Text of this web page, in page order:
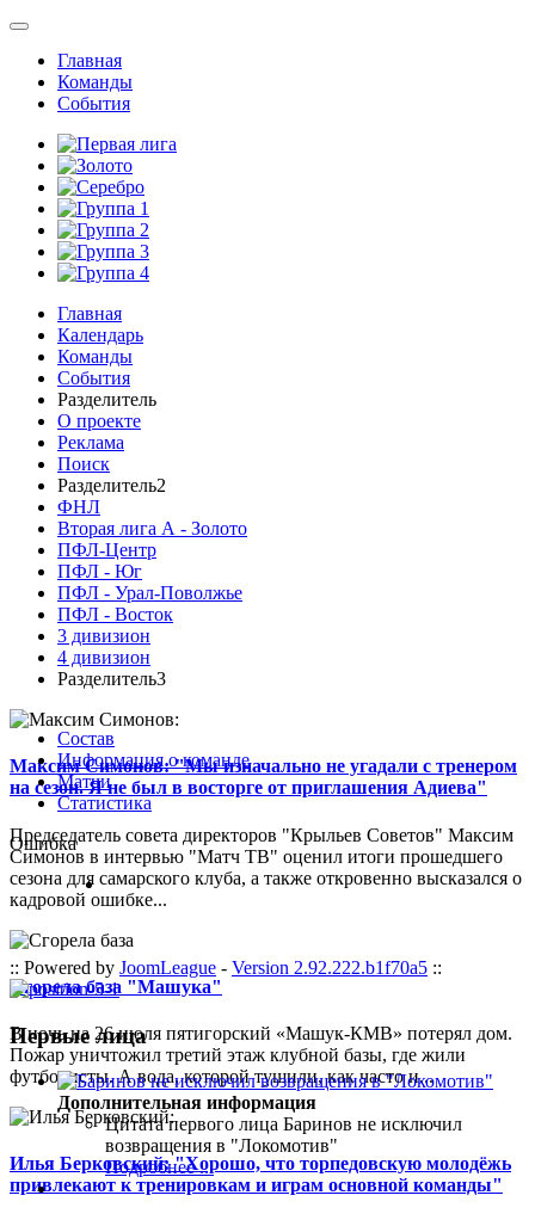
Главная
Команды
События
Главная
Календарь
Команды
События
Разделитель
О проекте
Реклама
Поиск
Разделитель2
ФНЛ
Вторая лига А - Золото
ПФЛ-Центр
ПФЛ - Юг
ПФЛ - Урал-Поволжье
ПФЛ - Восток
3 дивизион
4 дивизион
Разделитель3
Максим Симонов: "Мы изначально не угадали с тренером
на сезон. Я не был в восторге от приглашения Адиева"
Председатель совета директоров "Крыльев Советов" Максим
Симонов в интервью "Матч ТВ" оценил итоги прошедшего
сезона для самарского клуба, а также откровенно высказался о
кадровой ошибке...
Сгорела база "Машука"
В ночь на 26 июля пятигорский «Машук-КМВ» потерял дом.
Пожар уничтожил третий этаж клубной базы, где жили
футболисты. А вода, которой тушили, как часто и...
Илья Берковский: "Хорошо, что торпедовскую молодёжь
привлекают к тренировкам и играм основной команды"
Состав
Информация о команде
Матчи
Статистика
Ошибка
:: Powered by JoomLeague - Version 2.92.222.b1f70a5 ::
Первые лица
Дополнительная информация
Цитата первого лица Баринов не исключил
возвращения в "Локомотив"
Подробнее ...